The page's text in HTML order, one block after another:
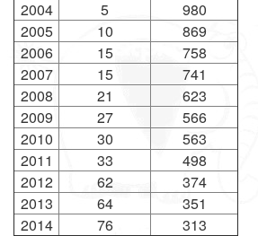
2004
5
980
2005
10
869
2006
15
758
2007
15
741
2008
21
623
2009
27
566
2010
30
563
2011
33
498
2012
62
374
2013
64
351
2014
76 313